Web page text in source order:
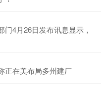
4月26日发布讯息显示，
正在美布局多州建厂